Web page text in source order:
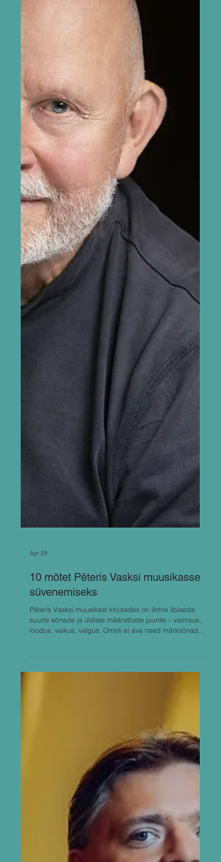
midagi varjama või kellelegi midagi selgitama. Kolmel
juunikuisel kontserdil – Sõru sadamas, Triigi Filhar
suurte sõnade ja üldiste määratluste juurde – vaimsus,
loodus, vaikus, valgus. Ometi ei ava need märksõnad
kuigi palju, kui ei vaadata nende märksõnade taha. 2.
mail kõlavad Tallinna Metodisti kirikus kontserdil „Pēteris
Vasks 80“ Eesti Filharmoonia Kammerkoori ja Tallinna
Kammerorkestri esituses ning Tõnu Kaljuste juhatusel
helilooja eri loomeperioodidel sündinud teosed. Seda
kava võib kuulata lihtsalt ilusa muusikana, k